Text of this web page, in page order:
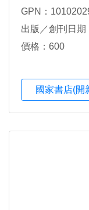
GPN：
出版／創刊日期
價格：600
國家書店(開